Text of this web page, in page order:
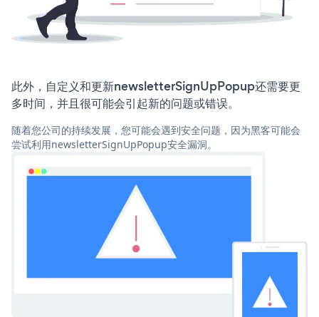
此外，自定义和更新newsletterSignUpPopup还需要更
多时间，并且很可能会引起新的问题或错误。
随着您公司的持续发展，您可能会遇到安全问题，因为黑客可能会
尝试利用newsletterSignUpPopup安全漏洞。